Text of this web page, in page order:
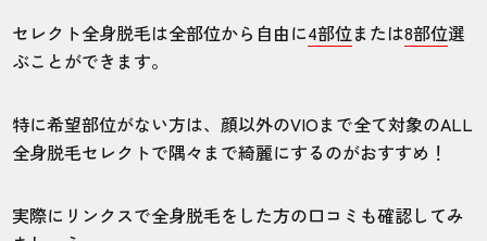
セレクト全身脱毛は全部位から自由に4部位または8部位選
ぶことができます。
特に希望部位がない方は、顔以外のVIOまで全て対象のALL
全身脱毛セレクトで隅々まで綺麗にするのがおすすめ！
実際にリンクスで全身脱毛をした方の口コミも確認してみ